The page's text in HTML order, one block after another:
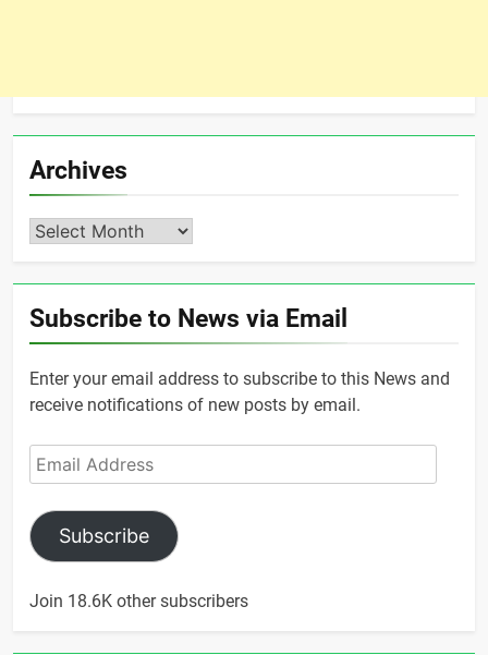
Archives
Archives
Subscribe to News via Email
Enter your email address to subscribe to this News and
receive notifications of new posts by email.
Email
Address
Subscribe
Join 18.6K other subscribers